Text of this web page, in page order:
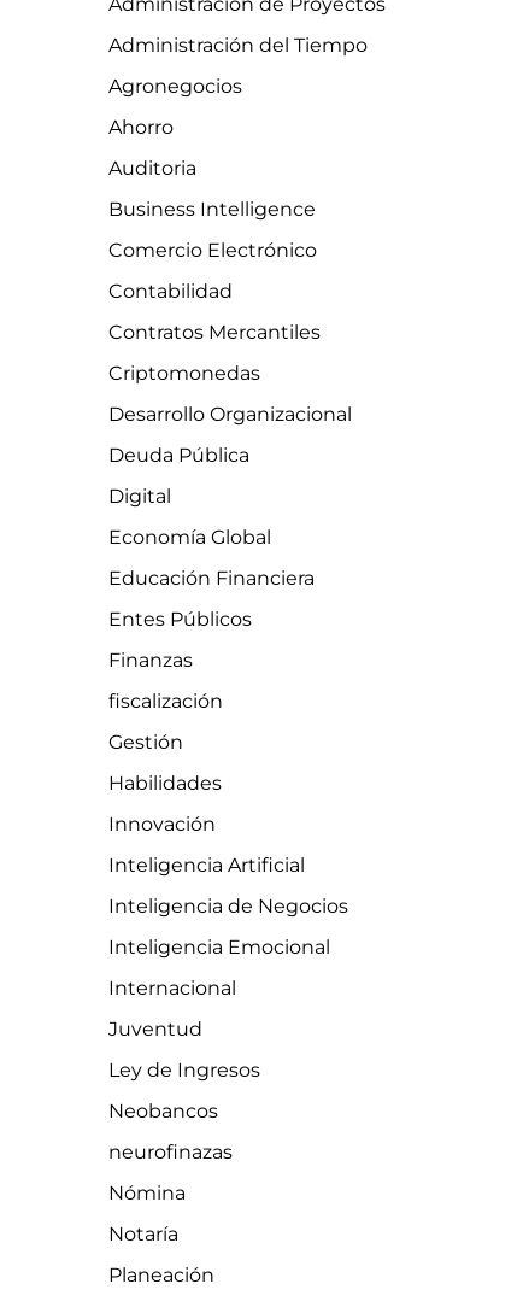
Administración del Tiempo
Agronegocios
Ahorro
Auditoria
Business Intelligence
Comercio Electrónico
Contabilidad
Contratos Mercantiles
Criptomonedas
Desarrollo Organizacional
Deuda Pública
Digital
Economía Global
Educación Financiera
Entes Públicos
Finanzas
fiscalización
Gestión
Habilidades
Innovación
Inteligencia Artificial
Inteligencia de Negocios
Inteligencia Emocional
Internacional
Juventud
Ley de Ingresos
Neobancos
neurofinazas
Nómina
Notaría
Planeación